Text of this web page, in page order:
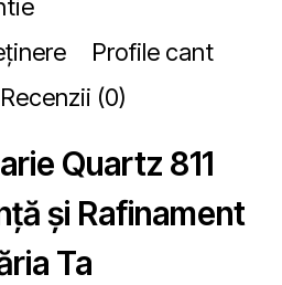
Profile cant
Recenzii (0)
Quartz 811
și Rafinament
Ta